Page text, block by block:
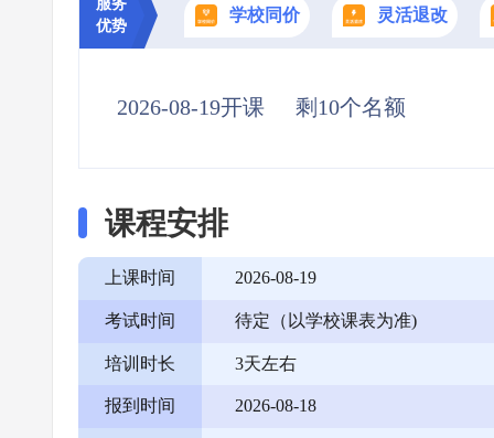
服务
优势
学校同价 灵活退改
2026-08-19开课 剩10个名额
课程安排
上课时间 2026-08-19
考试时间 待定（以学校课表为准)
培训时长 3天左右
报到时间 2026-08-18